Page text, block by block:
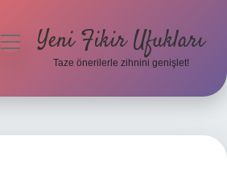
menüyüYeni Fikir Ufukları
Taze önerilerle zihnini genişlet!